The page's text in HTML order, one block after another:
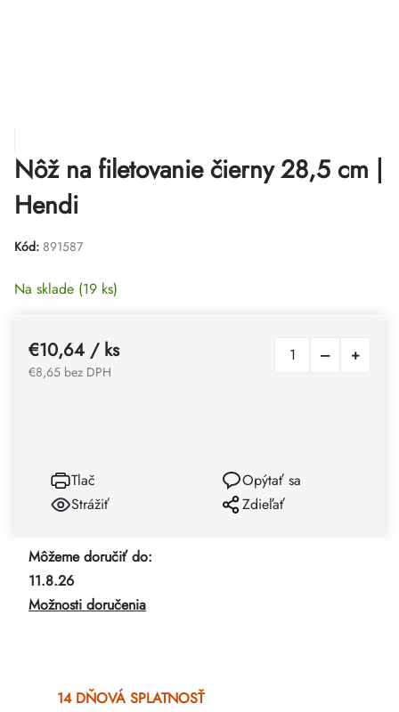
Nôž na filetovanie čierny 28,5 cm |
Hendi
Kód: 891587
Na sklade (19 ks)
Môžeme doručiť do:
11.8.26
Možnosti doručenia
€10,64 / ks
€8,65 bez DPH
Tlač
Opýtať sa
Strážiť
Zdieľať
14 DŇOVÁ SPLATNOSŤ